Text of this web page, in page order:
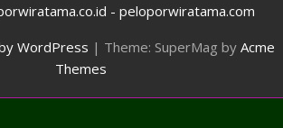
- peloporwiratama.com
WordPress | Theme: SuperMag by Acme
Themes